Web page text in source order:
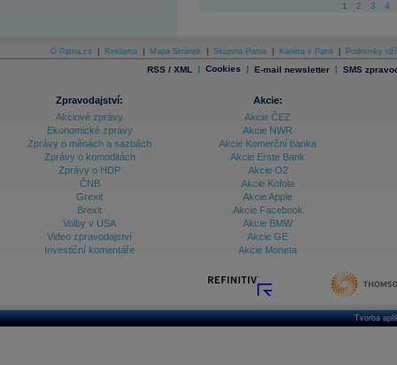
1 2 3 4
O Patria.cz Reklama Mapa Stránek Skupina Patria Kariéra v Patrii Podmínky
RSS / XML | Cookies | E-mail newsletter | SMS
Zpravodajství:
Akciové zprávy
Ekonomické zprávy
Zprávy o měnách a sazbách
Zprávy o komoditách
Zprávy o HDP
ČNB
Grexit
Brexit
Volby v USA
Video zpravodajství
Investiční komentáře
Akcie:
Akcie ČEZ
Akcie NWR
Akcie Komerční banka
Akcie Erste Bank
Akcie O2
Akcie Kofola
Akcie Apple
Akcie Facebook
Akcie BMW
Akcie GE
Akcie Moneta
Tvorba